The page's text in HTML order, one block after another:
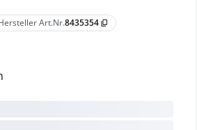
Art.Nr.8435354 content_copy